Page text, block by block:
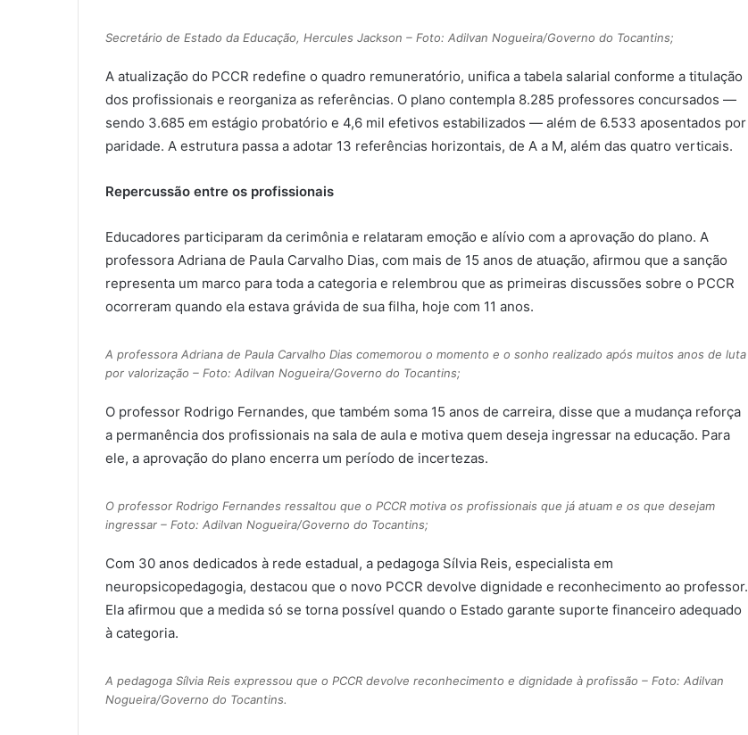
Secretário de Estado da Educação, Hercules Jackson – Foto: Adilvan Nogueira/Governo do Tocantins;
A atualização do PCCR redefine o quadro remuneratório, unifica a tabela salarial conforme a titulação
dos profissionais e reorganiza as referências. O plano contempla 8.285 professores concursados —
sendo 3.685 em estágio probatório e 4,6 mil efetivos estabilizados — além de 6.533 aposentados por
paridade. A estrutura passa a adotar 13 referências horizontais, de A a M, além das quatro verticais.
Repercussão entre os profissionais
Educadores participaram da cerimônia e relataram emoção e alívio com a aprovação do plano. A
professora Adriana de Paula Carvalho Dias, com mais de 15 anos de atuação, afirmou que a sanção
representa um marco para toda a categoria e relembrou que as primeiras discussões sobre o PCCR
ocorreram quando ela estava grávida de sua filha, hoje com 11 anos.
A professora Adriana de Paula Carvalho Dias comemorou o momento e o sonho realizado após muitos anos de luta
por valorização – Foto: Adilvan Nogueira/Governo do Tocantins;
O professor Rodrigo Fernandes, que também soma 15 anos de carreira, disse que a mudança reforça
a permanência dos profissionais na sala de aula e motiva quem deseja ingressar na educação. Para
ele, a aprovação do plano encerra um período de incertezas.
O professor Rodrigo Fernandes ressaltou que o PCCR motiva os profissionais que já atuam e os que desejam
ingressar – Foto: Adilvan Nogueira/Governo do Tocantins;
Com 30 anos dedicados à rede estadual, a pedagoga Sílvia Reis, especialista em
neuropsicopedagogia, destacou que o novo PCCR devolve dignidade e reconhecimento ao professor.
Ela afirmou que a medida só se torna possível quando o Estado garante suporte financeiro adequado
à categoria.
A pedagoga Sílvia Reis expressou que o PCCR devolve reconhecimento e dignidade à profissão – Foto: Adilvan
Nogueira/Governo do Tocantins.